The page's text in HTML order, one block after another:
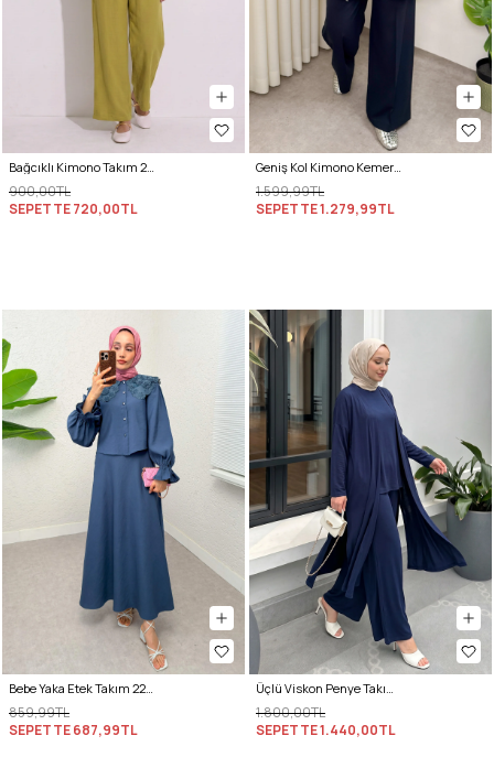
Bağcıklı Kimono Takım 26610 - YAĞ YEŞİLİ
900,00TL
SEPETTE720,00TL
Geniş Kol Kimono Kemerli Pantolon Takım 0047 - LACİVERT
1.599,99TL
SEPETTE1.279,99TL
Bebe Yaka Etek Takım 2255 - İNDİGO
859,99TL
SEPETTE687,99TL
Üçlü Viskon Penye Takım 13205 - LACİVERT
1.800,00TL
SEPETTE1.440,00TL